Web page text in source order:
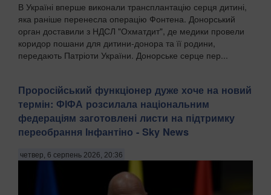
В Україні вперше виконали трансплантацію серця дитині,
яка раніше перенесла операцію Фонтена. Донорський
орган доставили з НДСЛ "Охматдит", де медики провели
коридор пошани для дитини-донора та її родини,
передають Патріоти України. Донорське серце пер...
Проросійський функціонер дуже хоче на новий
термін: ФІФА розсилала національним
федераціям заготовлені листи на підтримку
переобрання Інфантіно - Sky News
четвер, 6 серпень 2026, 20:36